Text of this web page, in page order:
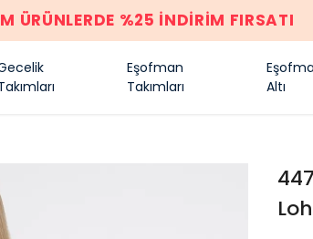
ÜRÜNLERDE %25 İNDİRİM FIRSATI
Eşofman
Takımları
Altı